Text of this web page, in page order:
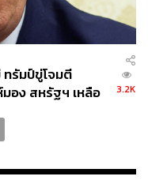
ทรัมป์ขู่โจมตี
มอง สหรัฐฯ เหลือ
3.2K